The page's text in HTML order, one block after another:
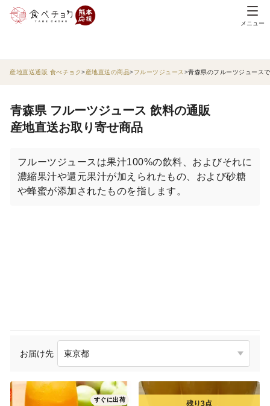
メニュー
産地直送通販 食べチョク 産地直送の商品 フルーツジュース 青森県のフルーツジュース
青森県 フルーツジュース 飲料の通販
産地直送お取り寄せ商品
フルーツジュースは果汁100%の飲料、およびそれに
濃縮果汁や還元果汁が加えられたもの、および砂糖
や蜂蜜が添加されたものを指します。
お届け先
すぐに出荷